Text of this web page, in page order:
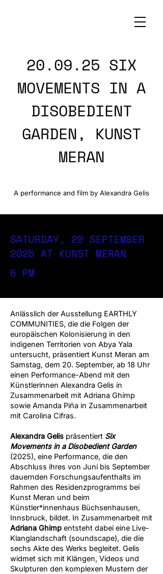
20.09.25 SIX
MOVEMENTS IN A
DISOBEDIENT
GARDEN, KUNST
MERAN
A performance and film by Alexandra Gelis
SATURDAY, 20 SEPTEMBER
2025 AT KUNST MERAN
6 PM
Anlässlich der Ausstellung EARTHLY
COMMUNITIES, die die Folgen der
europäischen Kolonisierung in den
indigenen Territorien von Abya Yala
untersucht, präsentiert Kunst Meran am
Samstag, dem 20. September, ab 18 Uhr
einen Performance-Abend mit den
Künstlerinnen Alexandra Gelis in
Zusammenarbeit mit Adriana Ghimp
sowie Amanda Piña in Zusammenarbeit
mit Carolina Cifras.
Alexandra Gelis präsentiert Six
Movements in a Disobedient Garden
(2025), eine Performance, die den
Abschluss ihres von Juni bis September
dauernden Forschungsaufenthalts im
Rahmen des Residenzprogramms bei
Kunst Meran und beim
Künstler*innenhaus Büchsenhausen,
Innsbruck, bildet. In Zusammenarbeit mit
Adriana Ghimp entsteht dabei eine Live-
Klanglandschaft (soundscape), die die
sechs Akte des Werks begleitet. Gelis
widmet sich mit Klängen, Videos und
Skulpturen den komplexen Mustern der